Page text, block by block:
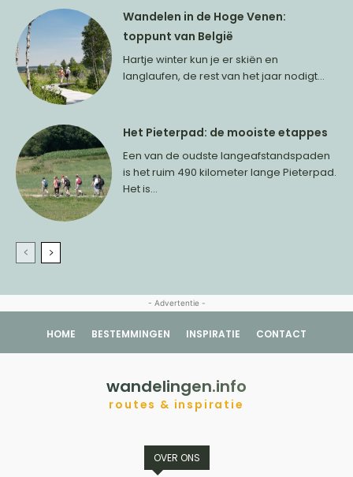
Wandelen in de Hoge Venen:
toppunt van België
Hartje winter kun je er skiën en
langlaufen, de rest van het jaar nodigt...
Het Pieterpad: de mooiste etappes
Een van de oudste langeafstandspaden
is het ruim 490 kilometer lange Pieterpad.
Het is...
- Advertentie -
HOME BESTEMMINGEN INSPIRATIE CONTACT
wandelingen.info
routes & inspiratie
OVER ONS